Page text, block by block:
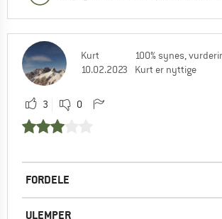
Kurt
10.02.2023
100% synes,
Kurt er nyttige
3 0
FORDELE
ULEMPER